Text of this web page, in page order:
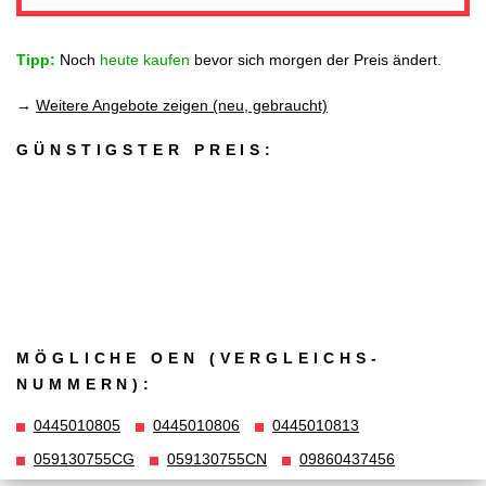
Tipp: Noch heute kaufen bevor sich morgen der Preis ändert.
→ Weitere Angebote zeigen (neu, gebraucht)
GÜNSTIGSTER PREIS:
MÖGLICHE OEN (VERGLEICHS­
NUMMERN):
0445010805 0445010806
0445010813
059130755CG
059130755CN 09860437456